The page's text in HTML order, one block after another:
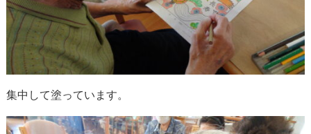
集中して塗っています。